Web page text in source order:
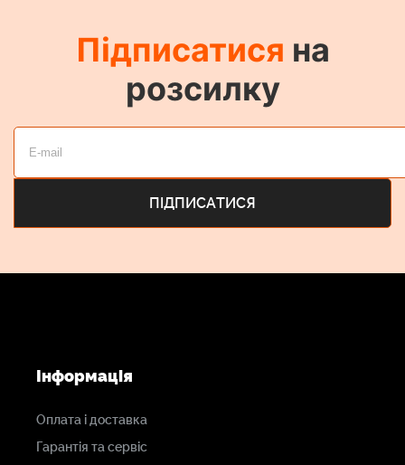
градусів/с
Сумісність додатків
Для повної функціональності потрібна iOS 11.0 або
пізніша версія. Для Android 5.0 або пізнішої версії
Повна підтримка Android з`явиться в січні 2026 року
Підписатися на
розсилку
Інформація
Оплата і доставка
Гарантія та сервіс